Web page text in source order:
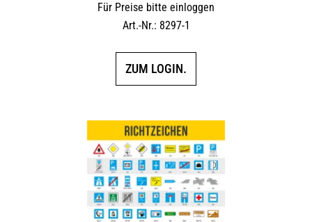
Für Preise bitte einloggen
Art.-Nr.: 8297-1
ZUM LOGIN.